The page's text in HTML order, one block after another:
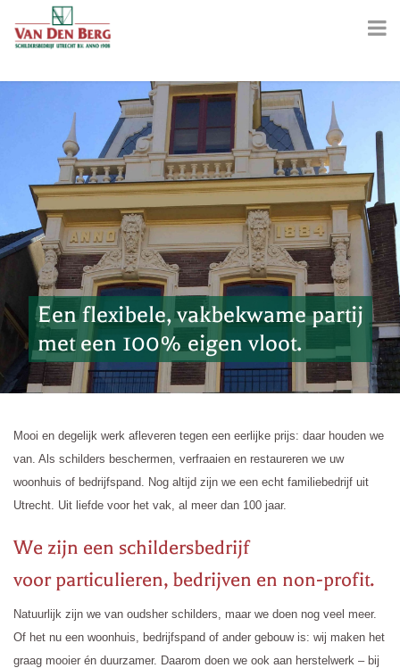
Een flexibele, vakbekwame partij
met een 100% eigen vloot.
Mooi en degelijk werk afleveren tegen een eerlijke prijs: daar houden we
van. Als schilders beschermen, verfraaien en restaureren we uw
woonhuis of bedrijfspand. Nog altijd zijn we een echt familiebedrijf uit
Utrecht. Uit liefde voor het vak, al meer dan 100 jaar.
We zijn een schildersbedrijf
voor particulieren, bedrijven en non-profit.
Natuurlijk zijn we van oudsher schilders, maar we doen nog veel meer.
Of het nu een woonhuis, bedrijfspand of ander gebouw is: wij maken het
graag mooier én duurzamer. Daarom doen we ook aan herstelwerk – bij